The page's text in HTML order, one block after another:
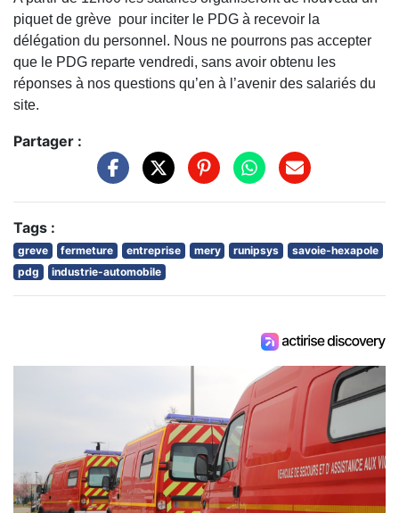
piquet de grève pour inciter le PDG à recevoir la
délégation du personnel. Nous ne pourrons pas accepter
que le PDG reparte vendredi, sans avoir obtenu les
réponses à nos questions qu’en à l’avenir des salariés du
site.
Partager :
Tags :
greve fermeture entreprise mery runipsys
savoie-hexapole
pdg
industrie-automobile